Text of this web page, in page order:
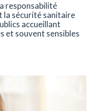
responsabilité
la sécurité sanitaire
accueillant
et souvent sensibles